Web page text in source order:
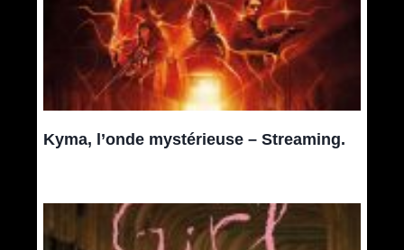
Kyma, l’onde mystérieuse – Streaming.